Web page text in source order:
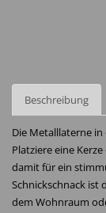
Beschreibung
Die Metalllaterne
Platziere eine
damit für ein
Schnickschnack ist
dem Wohnraum